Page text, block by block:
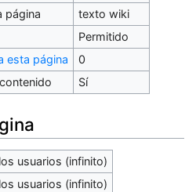
página
texto wiki
Permitido
esta página
0
Sí
usuarios (infinito)
usuarios (infinito)